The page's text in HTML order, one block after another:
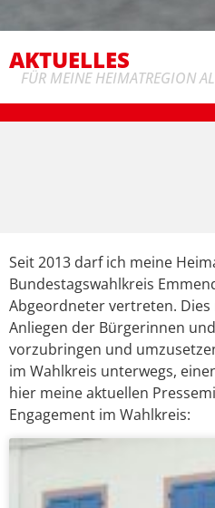
AKTUELLES
FÜR MEINE HEIMATREGION
Seit 2013 darf ich meine
Bundestagswahlkreis
Abgeordneter vertreten.
Anliegen der Bürgerinnen
vorzubringen und
im Wahlkreis unterwegs,
hier meine aktuellen
Engagement im Wahlkreis: